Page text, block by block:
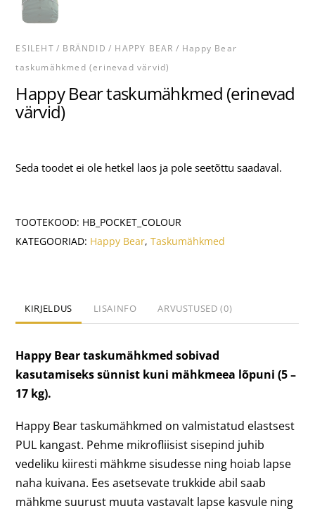
ESILEHT/ BRÄNDID / HAPPY BEAR / Happy Bear
taskumähkmed (erinevad värvid)
Happy Bear taskumähkmed (erinevad
värvid)
Seda toodet ei ole hetkel laos ja pole seetõttu saadaval.
TOOTEKOOD: HB_POCKET_COLOUR
KATEGOORIAD: Happy Bear,Taskumähkmed
KIRJELDUS LISAINFO ARVUSTUSED (0)
Happy Bear taskumähkmed sobivad
kasutamiseks sünnist kuni mähkmeea lõpuni (5 –
17 kg).
Happy Bear taskumähkmed on valmistatud elastsest
PUL kangast. Pehme mikrofliisist sisepind juhib
vedeliku kiiresti mähkme sisudesse ning hoiab lapse
naha kuivana. Ees asetsevate trukkide abil saab
mähkme suurust muuta vastavalt lapse kasvule ning